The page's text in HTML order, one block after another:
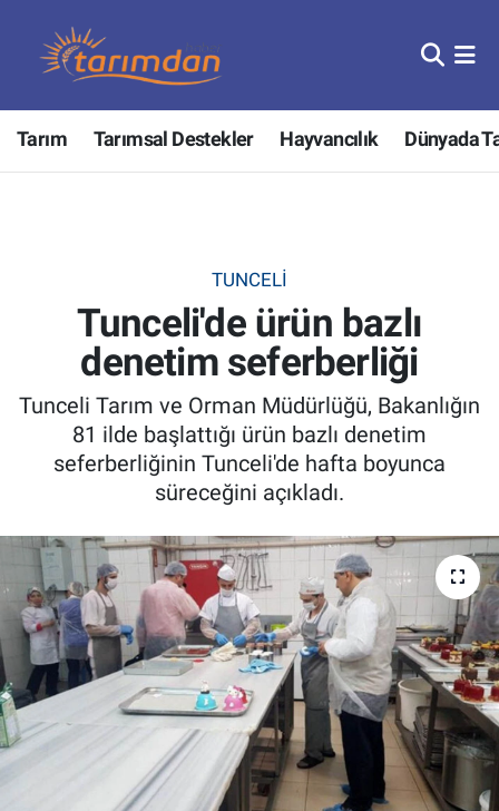
Tarım Tarımsal Destekler Hayvancılık Dünyada
TUNCELI
Tunceli'de ürün bazlı
denetim seferberliği
Tunceli Tarım ve Orman Müdürlüğü, Bakanlığın
81 ilde başlattığı ürün bazlı denetim
seferberliğinin Tunceli'de hafta boyunca
süreceğini açıkladı.
Tarım
Hayvancılık
Tarımsal Destekler
Tarım Bakanlığı
TZOB
Tarım Kredi Kooperatifleri
Pankobirlik
Et fiyatları
Tarım Bilgisi
Yetiştirici Soruyor
Dünyada Tarım
Nöbetçi Eczaneler
Hava Durumu
Tüm Manşetler
Son Dakika Haberleri
Haber Arşivi